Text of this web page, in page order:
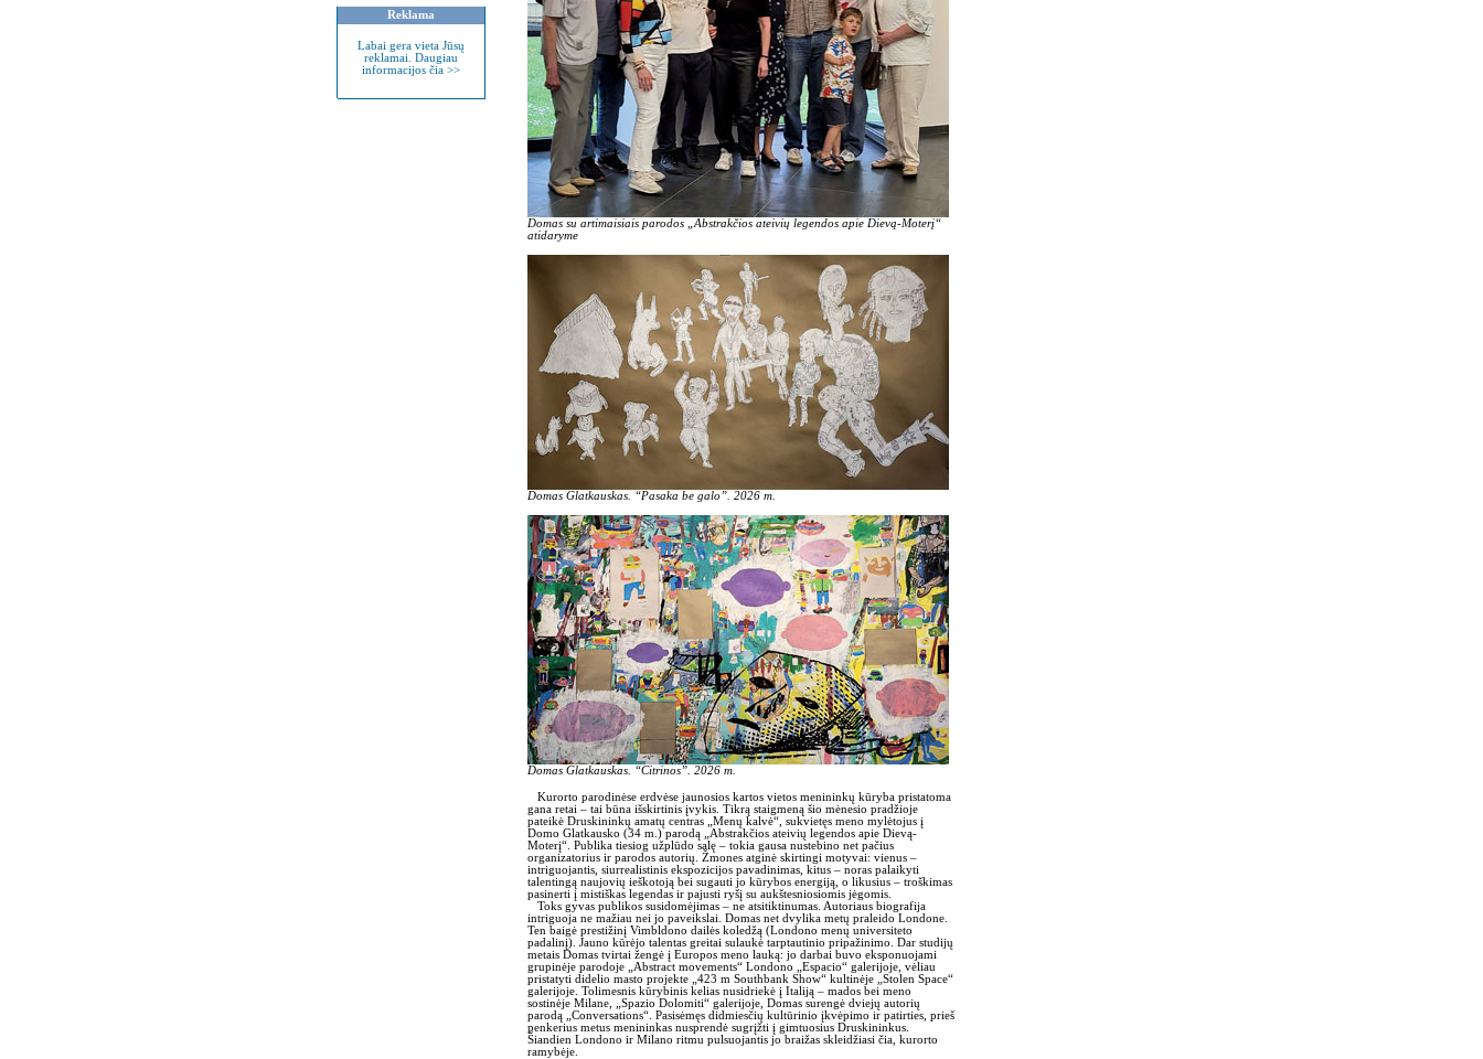
Reklama
Labai gera vieta Jūsų
reklamai. Daugiau
informacijos čia >>
Domas su artimaisiais parodos „Abstrakčios ateivių legendos apie Dievą-Moterį“
atidaryme
Domas Glatkauskas. “Pasaka be galo”. 2026 m.
Domas Glatkauskas. “Citrinos”. 2026 m.
Kurorto parodinėse erdvėse jaunosios kartos vietos menininkų kūryba pristatoma
gana retai – tai būna išskirtinis įvykis. Tikrą staigmeną šio mėnesio pradžioje
pateikė Druskininkų amatų centras „Menų kalvė“, sukvietęs meno mylėtojus į
Domo Glatkausko (34 m.) parodą „Abstrakčios ateivių legendos apie Dievą-
Moterį“. Publika tiesiog užplūdo salę – tokia gausa nustebino net pačius
organizatorius ir parodos autorių. Žmones atginė skirtingi motyvai: vienus –
intriguojantis, siurrealistinis ekspozicijos pavadinimas, kitus – noras palaikyti
talentingą naujovių ieškotoją bei sugauti jo kūrybos energiją, o likusius – troškimas
pasinerti į mistiškas legendas ir pajusti ryšį su aukštesniosiomis jėgomis.
Toks gyvas publikos susidomėjimas – ne atsitiktinumas. Autoriaus biografija
intriguoja ne mažiau nei jo paveikslai. Domas net dvylika metų praleido Londone.
Ten baigė prestižinį Vimbldono dailės koledžą (Londono menų universiteto
padalinį). Jauno kūrėjo talentas greitai sulaukė tarptautinio pripažinimo. Dar studijų
metais Domas tvirtai žengė į Europos meno lauką: jo darbai buvo eksponuojami
grupinėje parodoje „Abstract movements“ Londono „Espacio“ galerijoje, vėliau
pristatyti didelio masto projekte „423 m Southbank Show“ kultinėje „Stolen Space“
galerijoje. Tolimesnis kūrybinis kelias nusidriekė į Italiją – mados bei meno
sostinėje Milane, „Spazio Dolomiti“ galerijoje, Domas surengė dviejų autorių
parodą „Conversations“. Pasisėmęs didmiesčių kultūrinio įkvėpimo ir patirties, prieš
penkerius metus menininkas nusprendė sugrįžti į gimtuosius Druskininkus.
Šiandien Londono ir Milano ritmu pulsuojantis jo braižas skleidžiasi čia, kurorto
ramybėje.